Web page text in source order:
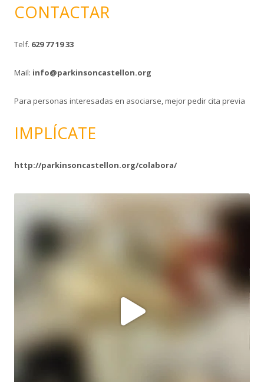
CONTACTAR
Telf. 629 77 19 33
Mail: info@parkinsoncastellon.org
Para personas interesadas en asociarse, mejor pedir cita previa
IMPLÍCATE
http://parkinsoncastellon.org/colabora/